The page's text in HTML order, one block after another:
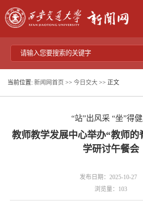
当前位置: 新闻网首页 >> 今日交大 >> 正文
“站”出风采 “坐”得
教师教学发展中心举办“教师的
学研讨午餐会
发布日期：2025-10-27
浏览量： 103